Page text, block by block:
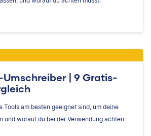
| 9 Gratis-
Tools am besten geeignet sind, um deine
und worauf du bei der Verwendung achten